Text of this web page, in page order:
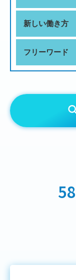
新しい働き方
フリーワード
58